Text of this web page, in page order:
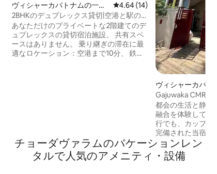
ヴィシャーカパトナムの一軒
家
レビュー14件、5つ星中4.64つ
4.64 (14)
2BHKのデュプレックス貸切|空港と駅の
近く|ヴィシャーカパトナム
あなただけのプライベートな2階建てのデ
ュプレックスの貸切宿泊施設。 共有スペ
ースはありません。 乗り継ぎの滞在に最
適なロケーション：空港まで10分、 鉄道
3.5km → 鉄道駅：20分 → NADジャンクシ
ョン：5分 → 市内中心部：20分
ヴィシャーカパト
Gajuwaka CMR
ゃれな都会のオア
都会の生活と静か
融合を体験してく
行でも、カップル
完備された当宿泊
て揃っています。
は全室エアコン
ごせます。 ⚡ 停
チョーダヴァラムのバケーションレン
タルで人気のアメニティ・設備